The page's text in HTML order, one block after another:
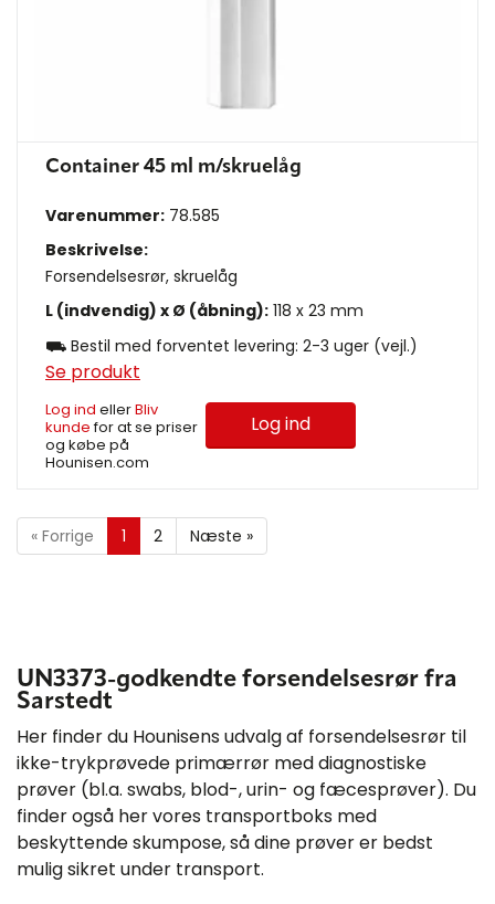
Container 45 ml m/skruelåg
Varenummer: 78.585
Beskrivelse:
Forsendelsesrør, skruelåg
L (indvendig) x Ø (åbning): 118 x 23 mm
⛟ Bestil med forventet levering: 2-3 uger (vejl.)
Se produkt
Log ind ellerBliv
kundefor at se priser
og købe på
Hounisen.com
Log ind
« Forrige 1 2 Næste »
UN3373-godkendte forsendelsesrør fra
Sarstedt
Her finder du Hounisens udvalg af forsendelsesrør til
ikke-trykprøvede primærrør med diagnostiske
prøver (bl.a. swabs, blod-, urin- og fæcesprøver). Du
finder også her vores transportboks med
beskyttende skumpose, så dine prøver er bedst
mulig sikret under transport.